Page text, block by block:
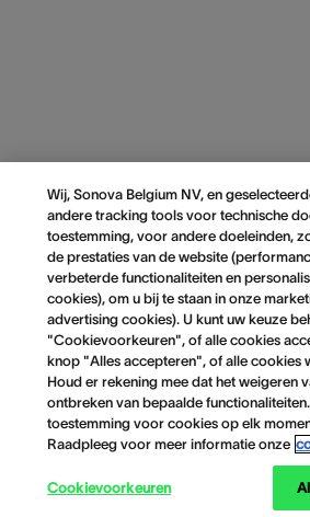
Wij, Sonova Belgium NV, en
andere tracking tools voor technische
toestemming, voor andere doeleinden,
de prestaties van de website
verbeterde functionaliteiten en
cookies), om u bij te staan in onze
advertising cookies). U kunt uw keuze
"Cookievoorkeuren", of alle cookies
knop "Alles accepteren", of alle cookies
Houd er rekening mee dat het weigeren
ontbreken van bepaalde
toestemming voor cookies op elk
Raadpleeg voor meer informatie onze
Cookievoorkeuren